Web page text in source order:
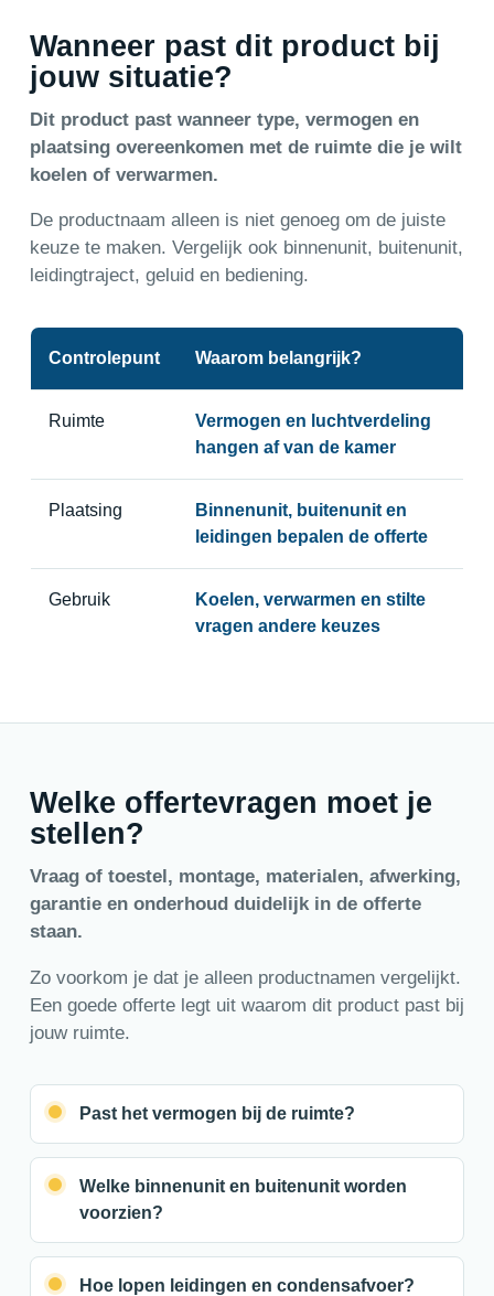
Wanneer past dit product bij
jouw situatie?
Dit product past wanneer type, vermogen en
plaatsing overeenkomen met de ruimte die je wilt
koelen of verwarmen.
De productnaam alleen is niet genoeg om de juiste
keuze te maken. Vergelijk ook binnenunit, buitenunit,
leidingtraject, geluid en bediening.
Controlepunt Waarom belangrijk?
Ruimte
Vermogen en luchtverdeling
hangen af van de kamer
Plaatsing
Binnenunit, buitenunit en
leidingen bepalen de offerte
Gebruik
Koelen, verwarmen en stilte
vragen andere keuzes
Welke offertevragen moet je
stellen?
Vraag of toestel, montage, materialen, afwerking,
garantie en onderhoud duidelijk in de offerte
staan.
Zo voorkom je dat je alleen productnamen vergelijkt.
Een goede offerte legt uit waarom dit product past bij
jouw ruimte.
Past het vermogen bij de ruimte?
Welke binnenunit en buitenunit worden
voorzien?
Hoe lopen leidingen en condensafvoer?